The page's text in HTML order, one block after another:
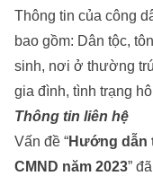
Thông tin của công
bao gồm: Dân tộc,
sinh, nơi ở thường
gia đình, tình trạng
Thông tin liên hệ
Vấn đề “Hướng dẫn
CMND năm 2023”